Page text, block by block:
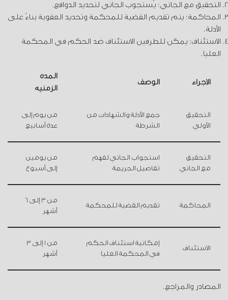
التحقيق مع الجاني: يُستجوب الجاني لتحديد الدوافع.
المحاكمة: يتم تقديم القضية للمحكمة وتحديد العقوبة بناءً على
الأدلة.
الاستئناف: يمكن للطرفين الاستئناف ضد الحكم في المحكمة
العليا.
الإجراء الوصف
المدة
الزمنية
التحقيق
الأولي
جمع الأدلة والشهادات من
الشرطة
من يوم إلى
عدة أسابيع
التحقيق
مع الجاني
استجواب الجاني لفهم
تفاصيل الجريمة
من يومين
إلى أسبوع
المحاكمة تقديم القضية للمحكمة
من 3 إلى 6
أشهر
الاستئناف
إمكانية استئناف الحكم
في المحكمة العليا
من 1 إلى 3
أشهر
المصادر والمراجع.